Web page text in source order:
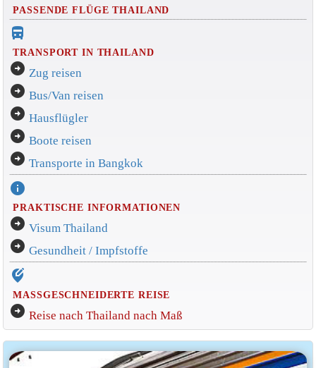
PASSENDE FLÜGE THAILAND
directions_bus_filled
TRANSPORT IN THAILAND
arrow_circle_right Zug reisen
arrow_circle_right Bus/Van reisen
arrow_circle_right Hausflügler
arrow_circle_right Boote reisen
arrow_circle_right Transporte in Bangkok
info
PRAKTISCHE INFORMATIONEN
arrow_circle_right Visum Thailand
arrow_circle_right Gesundheit / Impfstoffe
edit_location_alt
MASSGESCHNEIDERTE REISE
arrow_circle_right Reise nach Thailand nach Maß